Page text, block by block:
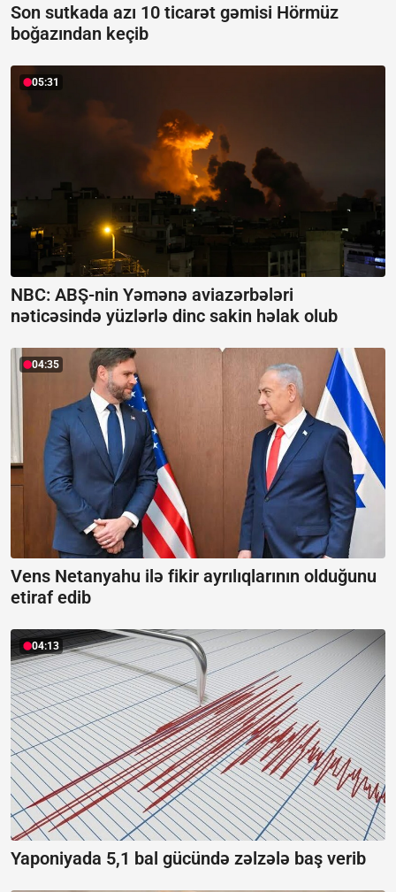
Son sutkada azı 10 ticarət gəmisi Hörmüz
boğazından keçib
05:31
NBC: ABŞ-nin Yəmənə aviazərbələri
nəticəsində yüzlərlə dinc sakin həlak olub
04:35
Vens Netanyahu ilə fikir ayrılıqlarının olduğunu
etiraf edib
04:13
Yaponiyada 5,1 bal gücündə zəlzələ baş verib